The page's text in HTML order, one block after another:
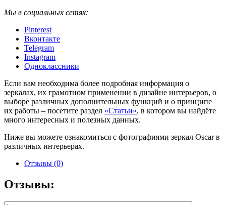
Мы в социальных сетях:
Pinterest
Вконтакте
Telegram
Instagram
Одноклассники
Если вам необходима более подробная информация о
зеркалах, их грамотном применении в дизайне интерьеров, о
выборе различных дополнительных функций и о принципе
их работы – посетите раздел «Статьи», в котором вы найдёте
много интересных и полезных данных.
Ниже вы можете ознакомиться с фотографиями зеркал Oscar в
различных интерьерах.
Отзывы (0)
Отзывы: